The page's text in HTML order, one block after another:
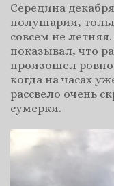
Середина
полушарии,
совсем не
показывал, что
произошел ровно
когда на часах
рассвело очень
сумерки.